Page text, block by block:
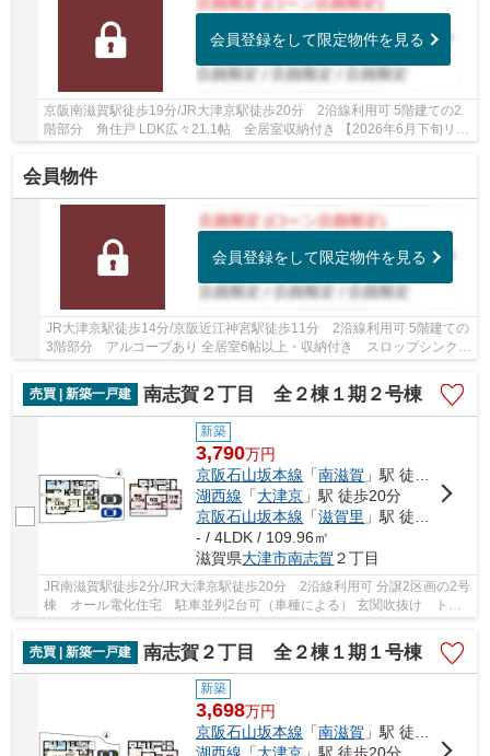
会員登録をして限定物件を見る
京阪南滋賀駅徒歩19分/JR大津京駅徒歩20分 2沿線利用可 5階建ての2
階部分 角住戸 LDK広々21.1帖 全居室収納付き 【2026年6月下旬リフ
ォーム完了予定】 全室壁・天井クロス張替、...
会員物件
会員登録をして限定物件を見る
JR大津京駅徒歩14分/京阪近江神宮駅徒歩11分 2沿線利用可 5階建ての
3階部分 アルコープあり 全居室6帖以上・収納付き スロップシンクあ
り 近隣お買物施設充実しています
売買 | 新築一戸建
南志賀２丁目 全２棟１期２号棟
新築
3,790万円
京阪石山坂本線 「南滋賀 」駅 徒歩2分
湖西線 「大津京 」駅 徒歩20分
京阪石山坂本線 「滋賀里 」駅 徒歩11分
- / 4LDK / 109.96㎡
滋賀県大津市南志賀 ２丁目
JR南滋賀駅徒歩2分/JR大津京駅徒歩20分 2沿線利用可 分譲2区画の2号
棟 オール電化住宅 駐車並列2台可（車種による） 玄関吹抜け トイ
レ2ヶ所あり 宅配ボックスあり フルオープン...
売買 | 新築一戸建
南志賀２丁目 全２棟１期１号棟
新築
3,698万円
京阪石山坂本線 「南滋賀 」駅 徒歩2分